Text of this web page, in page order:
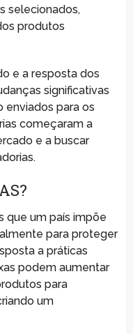
selecionados,
produtos
e a resposta dos
significativas
enviados para os
começaram a
e a buscar
que um país impõe
para proteger
a práticas
podem aumentar
para
um